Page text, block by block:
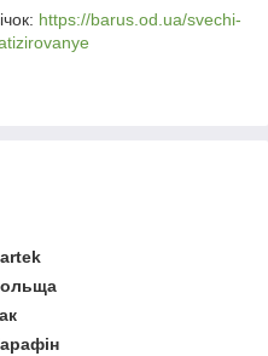
https://barus.od.ua/svechi-